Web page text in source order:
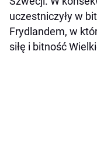
uczestniczyły w
Frydlandem, w
siłę i bitność